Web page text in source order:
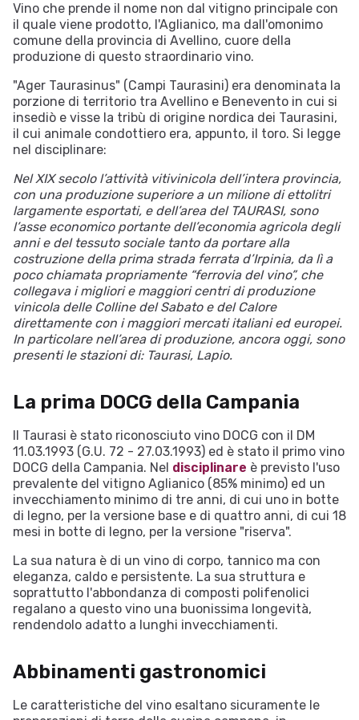
Vino che prende il nome non dal vitigno principale con
il quale viene prodotto, l'Aglianico, ma dall'omonimo
comune della provincia di Avellino, cuore della
produzione di questo straordinario vino.
"Ager Taurasinus" (Campi Taurasini) era denominata la
porzione di territorio tra Avellino e Benevento in cui si
insediò e visse la tribù di origine nordica dei Taurasini,
il cui animale condottiero era, appunto, il toro. Si legge
nel disciplinare:
Nel XIX secolo l’attività vitivinicola dell’intera provincia,
con una produzione superiore a un milione di ettolitri
largamente esportati, e dell’area del TAURASI, sono
l’asse economico portante dell’economia agricola degli
anni e del tessuto sociale tanto da portare alla
costruzione della prima strada ferrata d’Irpinia, da lì a
poco chiamata propriamente “ferrovia del vino”, che
collegava i migliori e maggiori centri di produzione
vinicola delle Colline del Sabato e del Calore
direttamente con i maggiori mercati italiani ed europei.
In particolare nell’area di produzione, ancora oggi, sono
presenti le stazioni di: Taurasi, Lapio.
La prima DOCG della Campania
Il Taurasi è stato riconosciuto vino DOCG con il DM
11.03.1993 (G.U. 72 - 27.03.1993) ed è stato il primo vino
DOCG della Campania. Nel disciplinare è previsto l'uso
prevalente del vitigno Aglianico (85% minimo) ed un
invecchiamento minimo di tre anni, di cui uno in botte
di legno, per la versione base e di quattro anni, di cui 18
mesi in botte di legno, per la versione "riserva".
La sua natura è di un vino di corpo, tannico ma con
eleganza, caldo e persistente. La sua struttura e
soprattutto l'abbondanza di composti polifenolici
regalano a questo vino una buonissima longevità,
rendendolo adatto a lunghi invecchiamenti.
Abbinamenti gastronomici
Le caratteristiche del vino esaltano sicuramente le